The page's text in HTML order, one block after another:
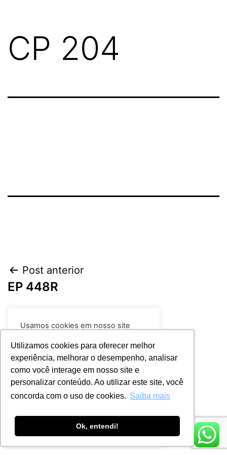
Utilizamos cookies para oferecer melhor
experiência, melhorar o desempenho, analisar
como você interage em nosso site e
personalizar conteúdo. Ao utilizar este site, você
concorda com o uso de cookies. Saiba mais
Ok, entendi!
CP 204
Post anterior
EP 448R
CP 241
Usamos cookies em nosso site
relevante, lembrando suas
preferências e visitas repetidas. Ao
clicar em “Aceitar todos”, você
concorda com o uso de TODOS os
cookies.Leia mais